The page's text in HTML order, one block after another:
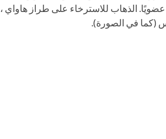
عضويًا. الذهاب للاسترخاء على طراز هاواي ،
(كما في الصورة).